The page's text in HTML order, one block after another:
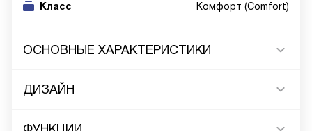
Класс Комфорт (Comfort)
ОСНОВНЫЕ ХАРАКТЕРИСТИКИ
ДИЗАЙН